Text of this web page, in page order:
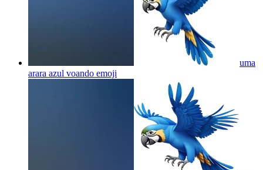
uma
arara azul voando emoji